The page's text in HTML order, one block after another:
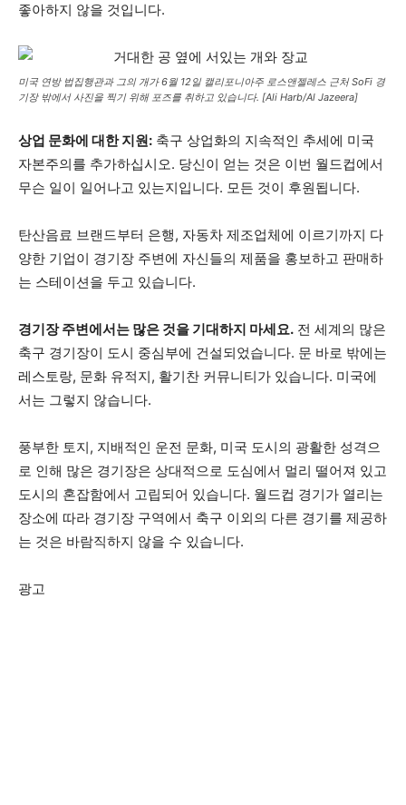
좋아하지 않을 것입니다.
미국 연방 법집행관과 그의 개가 6월 12일 캘리포니아주 로스앤젤레스 근처 SoFi 경
기장 밖에서 사진을 찍기 위해 포즈를 취하고 있습니다. [Ali Harb/Al Jazeera]
상업 문화에 대한 지원: 축구 상업화의 지속적인 추세에 미국
자본주의를 추가하십시오. 당신이 얻는 것은 이번 월드컵에서
무슨 일이 일어나고 있는지입니다. 모든 것이 후원됩니다.
탄산음료 브랜드부터 은행, 자동차 제조업체에 이르기까지 다
양한 기업이 경기장 주변에 자신들의 제품을 홍보하고 판매하
는 스테이션을 두고 있습니다.
경기장 주변에서는 많은 것을 기대하지 마세요. 전 세계의 많은
축구 경기장이 도시 중심부에 건설되었습니다. 문 바로 밖에는
레스토랑, 문화 유적지, 활기찬 커뮤니티가 있습니다. 미국에
서는 그렇지 않습니다.
풍부한 토지, 지배적인 운전 문화, 미국 도시의 광활한 성격으
로 인해 많은 경기장은 상대적으로 도심에서 멀리 떨어져 있고
도시의 혼잡함에서 고립되어 있습니다. 월드컵 경기가 열리는
장소에 따라 경기장 구역에서 축구 이외의 다른 경기를 제공하
는 것은 바람직하지 않을 수 있습니다.
광고